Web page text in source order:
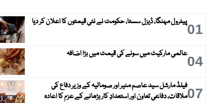
01پیٹرول مہنگا، ڈیزل سستا، حکومت نے نئی قیمتوں کا اعلان کر دیا
04عالمی مارکیٹ میں سونے کی قیمت میں بڑا اضافہ
07فیلڈ مارشل سید عاصم منیر اور صومالیہ کے وزیر دفاع کی
ملاقات، دفاعی تعاون اور استعدادِ کار بڑھانے کے عزم کا اعادہ